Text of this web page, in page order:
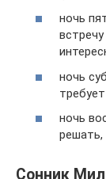
ночь
ночь
ночь
решать,
Сонник